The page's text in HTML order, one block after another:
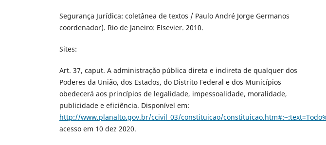
Segurança Jurídica: coletânea de textos / Paulo André Jorge Germanos
coordenador). Rio de Janeiro: Elsevier. 2010.
Sites:
Art. 37, caput. A administração pública direta e indireta de qualquer dos
Poderes da União, dos Estados, do Distrito Federal e dos Municípios
obedecerá aos princípios de legalidade, impessoalidade, moralidade,
publicidade e eficiência. Disponível em:
http://www.planalto.gov.br/ccivil_03/constituicao/
acesso em 10 dez 2020.